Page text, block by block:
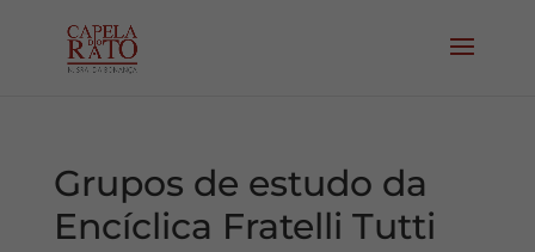
Grupos de estudo da
Encíclica Fratelli Tutti